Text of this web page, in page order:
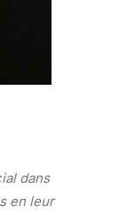
dans
en leur